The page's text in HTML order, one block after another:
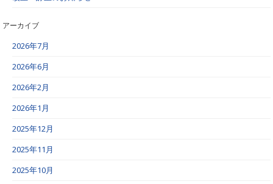
アーカイブ
2026年7月
2026年6月
2026年2月
2026年1月
2025年12月
2025年11月
2025年10月